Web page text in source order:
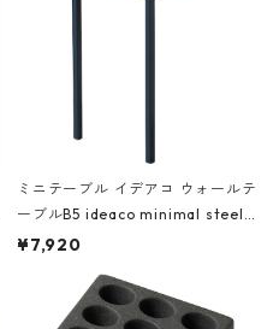
ミニテーブル イデアコ ウォールテ
ーブルB5 ideaco minimal steel f
urniture WALL Table B5 ネイビー
¥7,920